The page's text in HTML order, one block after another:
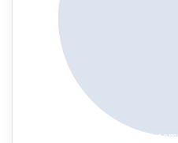
0%